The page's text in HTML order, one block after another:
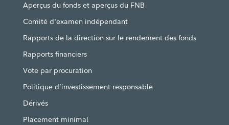
Aperçus du fonds et aperçus du FNB
Comité d'examen indépendant
Rapports de la direction sur le rendement des fonds
Rapports financiers
Vote par procuration
Politique d’investissement responsable
Dérivés
Placement minimal